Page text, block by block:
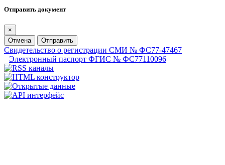
Отправить документ
×
Отмена
Отправить
Свидетельство о регистрации СМИ № ФС77-47467
Электронный паспорт ФГИС № ФС77110096